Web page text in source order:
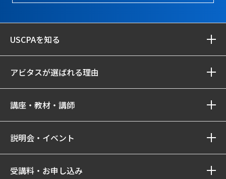
USCPAを知る
アビタスが選ばれる理由
講座・教材・講師
説明会・イベント
受講料・お申し込み